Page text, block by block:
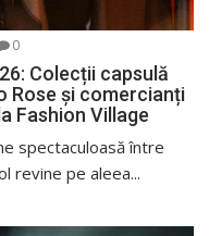
0
Colecții capsulă
Rose și comercianți
Fashion Village
spectaculoasă între
revine pe aleea...